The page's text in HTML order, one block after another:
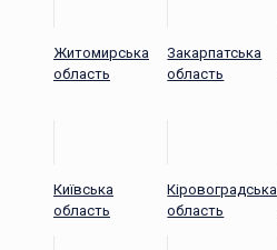
Житомирська
область
Закарпатська
область
Київська
область
Кіровоградська
область